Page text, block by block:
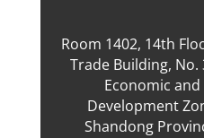
Room 1402, 14th
Trade Building, No.
Economic
Development
Shandong